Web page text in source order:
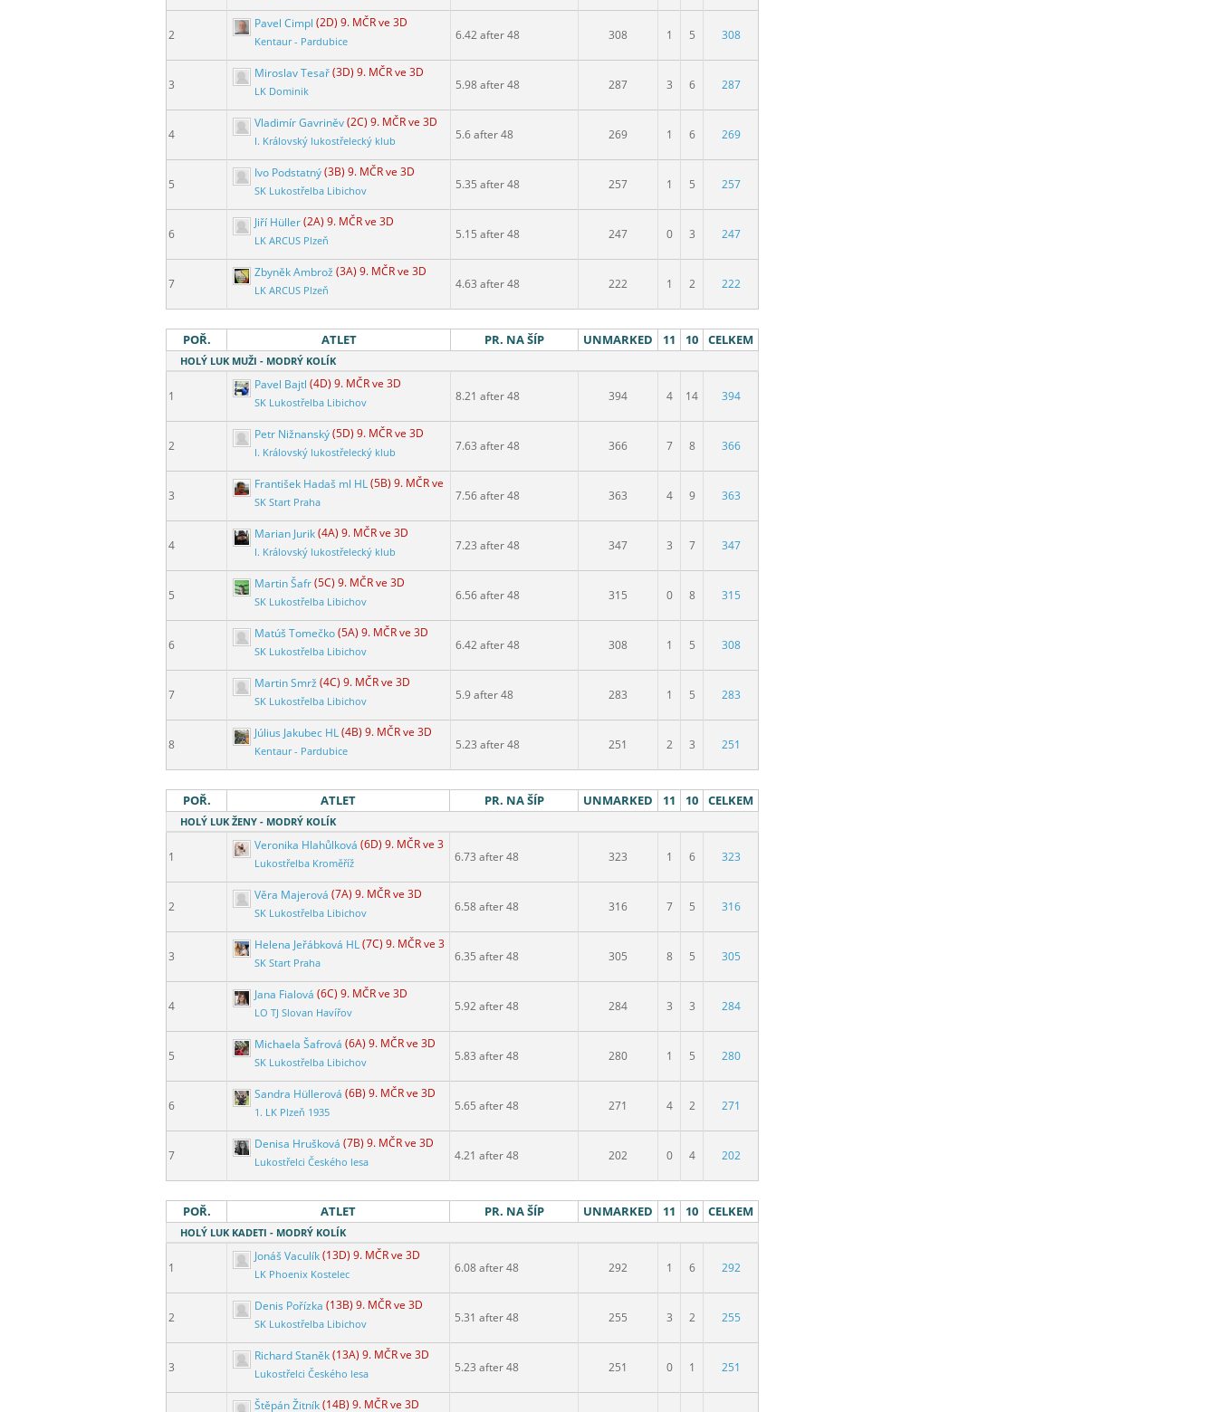
2
Pavel Cimpl (2D) 9. MČR ve 3D
Kentaur - Pardubice 6.42 after 48 308 1 5 308
3
Miroslav Tesař(3D) 9. MČR ve 3D
LK Dominik 5.98 after 48 287 3 6 287
4
Vladimír Gavriněv(2C) 9. MČR ve 3D
I. Královský lukostřelecký klub 5.6 after 48 269 1 6 269
5
Ivo Podstatný(3B) 9. MČR ve 3D
SK Lukostřelba Libichov 5.35 after 48 257 1 5 257
6
Jiří Hüller(2A) 9. MČR ve 3D
LK ARCUS Plzeň 5.15 after 48 247 0 3 247
7
Zbyněk Ambrož (3A) 9. MČR ve 3D
LK ARCUS Plzeň 4.63 after 48 222 1 2 222
POŘ. ATLET PR. NA ŠÍP UNMARKED 11 10 CELKEM
HOLÝ LUK MUŽI - MODRÝ KOLÍK
1
Pavel Bajtl (4D) 9. MČR ve 3D
SK Lukostřelba Libichov 8.21 after 48 394 4 14 394
2
Petr Nižnanský(5D) 9. MČR ve 3D
I. Královský lukostřelecký klub 7.63 after 48 366 7 8 366
3
František Hadaš ml HL(5B) 9. MČR ve 3D
SK Start Praha 7.56 after 48 363 4 9 363
4
Marian Jurik(4A) 9. MČR ve 3D
I. Královský lukostřelecký klub 7.23 after 48 347 3 7 347
5
Martin Šafr(5C) 9. MČR ve 3D
SK Lukostřelba Libichov 6.56 after 48 315 0 8 315
6
Matúš Tomečko(5A) 9. MČR ve 3D
SK Lukostřelba Libichov 6.42 after 48 308 1 5 308
7
Martin Smrž (4C) 9. MČR ve 3D
SK Lukostřelba Libichov 5.9 after 48 283 1 5 283
8
Július Jakubec HL(4B) 9. MČR ve 3D
Kentaur - Pardubice 5.23 after 48 251 2 3 251
POŘ. ATLET PR. NA ŠÍP UNMARKED 11 10 CELKEM
HOLÝ LUK ŽENY - MODRÝ KOLÍK
1
Veronika Hlahůlková (6D) 9. MČR ve 3D
Lukostřelba Kroměříž 6.73 after 48 323 1 6 323
2
Věra Majerová (7A) 9. MČR ve 3D
SK Lukostřelba Libichov 6.58 after 48 316 7 5 316
3
Helena Jeřábková HL(7C) 9. MČR ve 3D
SK Start Praha 6.35 after 48 305 8 5 305
4
Jana Fialová (6C) 9. MČR ve 3D
LO TJ Slovan Havířov 5.92 after 48 284 3 3 284
5
Michaela Šafrová (6A) 9. MČR ve 3D
SK Lukostřelba Libichov 5.83 after 48 280 1 5 280
6
Sandra Hüllerová (6B) 9. MČR ve 3D
1. LK Plzeň 1935 5.65 after 48 271 4 2 271
7
Denisa Hrušková (7B) 9. MČR ve 3D
Lukostřelci Českého lesa 4.21 after 48 202 0 4 202
POŘ. ATLET PR. NA ŠÍP UNMARKED 11 10 CELKEM
HOLÝ LUK KADETI - MODRÝ KOLÍK
1
Jonáš Vaculík(13D) 9. MČR ve 3D
LK Phoenix Kostelec 6.08 after 48 292 1 6 292
2
Denis Pořízka (13B) 9. MČR ve 3D
SK Lukostřelba Libichov 5.31 after 48 255 3 2 255
3
Richard Staněk(13A) 9. MČR ve 3D
Lukostřelci Českého lesa 5.23 after 48 251 0 1 251
Štěpán Žitník(14B) 9. MČR ve 3D